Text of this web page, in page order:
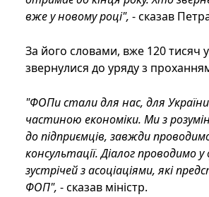
вже у новому році", - сказав
За його словами, вже 120 тисяч
звернулися до уряду з
"ФОПи стали для нас, для
частиною економіки. Ми з
до підприємців, завжди
консультації. Діалог проводимо
зустрічей з асоціаціями, які
ФОП", - сказав міністр.